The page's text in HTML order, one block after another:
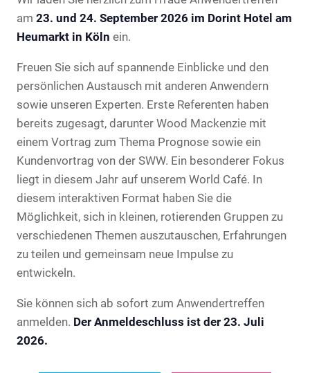
am 23. und 24. September 2026 im Dorint Hotel am
Heumarkt in Köln ein.
Freuen Sie sich auf spannende Einblicke und den
persönlichen Austausch mit anderen Anwendern
sowie unseren Experten. Erste Referenten haben
bereits zugesagt, darunter Wood Mackenzie mit
einem Vortrag zum Thema Prognose sowie ein
Kundenvortrag von der SWW. Ein besonderer Fokus
liegt in diesem Jahr auf unserem World Café. In
diesem interaktiven Format haben Sie die
Möglichkeit, sich in kleinen, rotierenden Gruppen zu
verschiedenen Themen auszutauschen, Erfahrungen
zu teilen und gemeinsam neue Impulse zu
entwickeln.
Sie können sich ab sofort zum Anwendertreffen
anmelden. Der Anmeldeschluss ist der 23. Juli
2026.